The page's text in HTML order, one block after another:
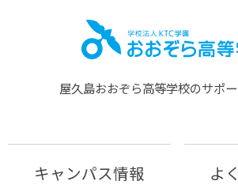
屋久島おおぞら⾼等学校のサポー
キャンパス情報 よ